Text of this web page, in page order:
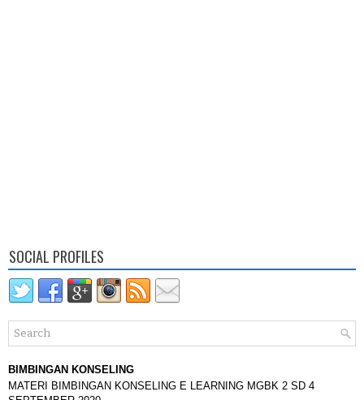
SOCIAL PROFILES
BIMBINGAN KONSELING
MATERI BIMBINGAN KONSELING E LEARNING MGBK 2 SD 4